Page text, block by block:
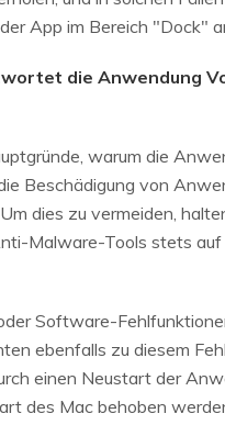
App im Bereich "Dock"
die Anwendung
warum die
Beschädigung von
dies zu vermeiden,
Malware-Tools stets auf
Software-
ebenfalls zu diesem
einen Neustart der
des Mac behoben